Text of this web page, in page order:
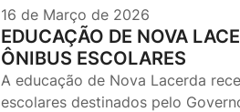
16 de Março de 2026
EDUCAÇÃO DE NOVA
ÔNIBUS ESCOLARES
A educação de Nova Lacerda
escolares destinados pelo